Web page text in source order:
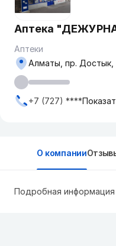
Аптека
Аптеки
Алматы, пр. Достык,
+7 (727) ****
О компании
Подробная информация